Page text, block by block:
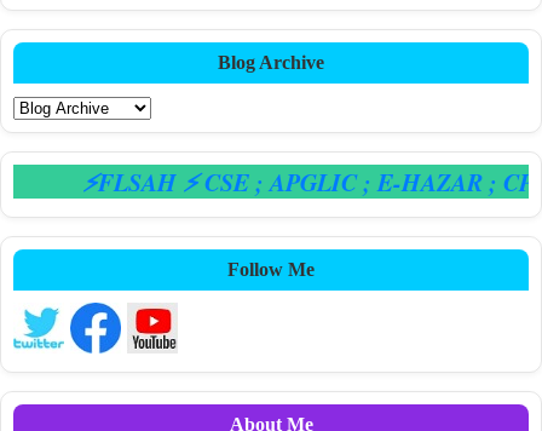
Blog Archive
⚡FLSAH ⚡ CSE; APGLIC; E-HAZAR; CPS
Follow Me
About Me